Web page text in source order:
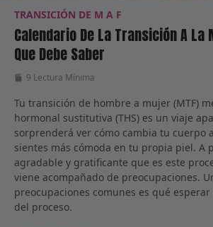
TRANSICIÓN DE M A F
Calendario De La Transición A La
Que Debe Saber
9 Lectura Mínima
Tu transición de hombre a mujer (MTF)
hormonal sustitutiva (THS) es un viaje
sorprenderá ver cómo cambia tu cuerpo
sientes más cómoda en tu propia piel. A
agradable y gratificante que es este
viene acompañado de preocupaciones.
preocupaciones comunes es qué
del proceso.